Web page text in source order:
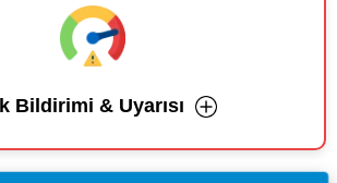
Bildirimi & Uyarısı